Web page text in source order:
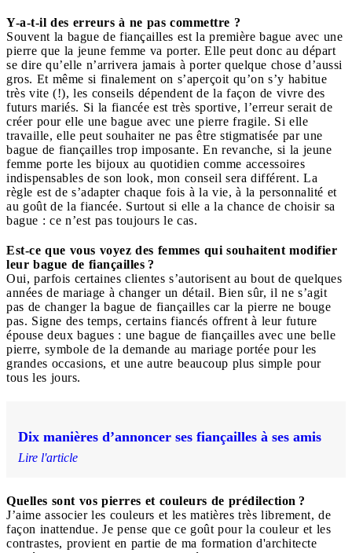
Y-a-t-il des erreurs à ne pas commettre ?
Souvent la bague de fiançailles est la première bague avec une
pierre que la jeune femme va porter. Elle peut donc au départ
se dire qu’elle n’arrivera jamais à porter quelque chose d’aussi
gros. Et même si finalement on s’aperçoit qu’on s’y habitue
très vite (!), les conseils dépendent de la façon de vivre des
futurs mariés. Si la fiancée est très sportive, l’erreur serait de
créer pour elle une bague avec une pierre fragile. Si elle
travaille, elle peut souhaiter ne pas être stigmatisée par une
bague de fiançailles trop imposante. En revanche, si la jeune
femme porte les bijoux au quotidien comme accessoires
indispensables de son look, mon conseil sera différent. La
règle est de s’adapter chaque fois à la vie, à la personnalité et
au goût de la fiancée. Surtout si elle a la chance de choisir sa
bague : ce n’est pas toujours le cas.
Est-ce que vous voyez des femmes qui souhaitent modifier
leur bague de fiançailles ?
Oui, parfois certaines clientes s’autorisent au bout de quelques
années de mariage à changer un détail. Bien sûr, il ne s’agit
pas de changer la bague de fiançailles car la pierre ne bouge
pas. Signe des temps, certains fiancés offrent à leur future
épouse deux bagues : une bague de fiançailles avec une belle
pierre, symbole de la demande au mariage portée pour les
grandes occasions, et une autre beaucoup plus simple pour
tous les jours.
Dix manières d’annoncer ses fiançailles à ses amis
Lire l'article
Quelles sont vos pierres et couleurs de prédilection ?
J’aime associer les couleurs et les matières très librement, de
façon inattendue. Je pense que ce goût pour la couleur et les
contrastes, provient en partie de ma formation d'architecte